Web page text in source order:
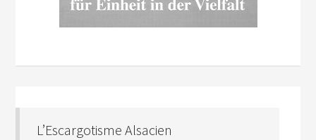
L’Escargotisme Alsacien